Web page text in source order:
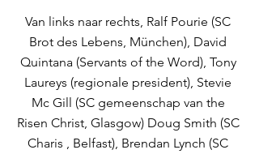
Van links naar rechts, Ralf Pourie (SC
Brot des Lebens, München), David
Quintana (Servants of the Word), Tony
Laureys (regionale president), Stevie
Mc Gill (SC gemeenschap van the
Risen Christ, Glasgow) Doug Smith (SC
Charis , Belfast), Brendan Lynch (SC